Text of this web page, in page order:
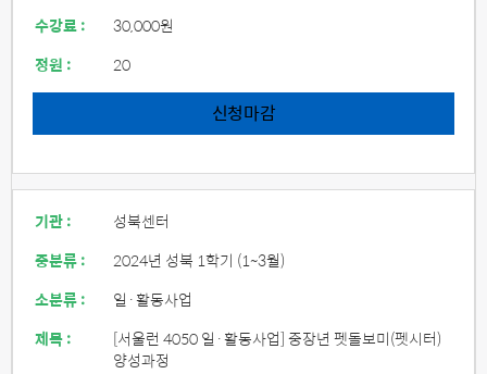
수강료 :
30,000원
정원 :
20
신청마감
기관 :
성북센터
중분류 :
2024년 성북 1학기 (1~3월)
소분류 :
일·활동사업
제목 :
[서울런 4050 일·활동사업] 중장년 펫돌보미(펫시터)
양성과정